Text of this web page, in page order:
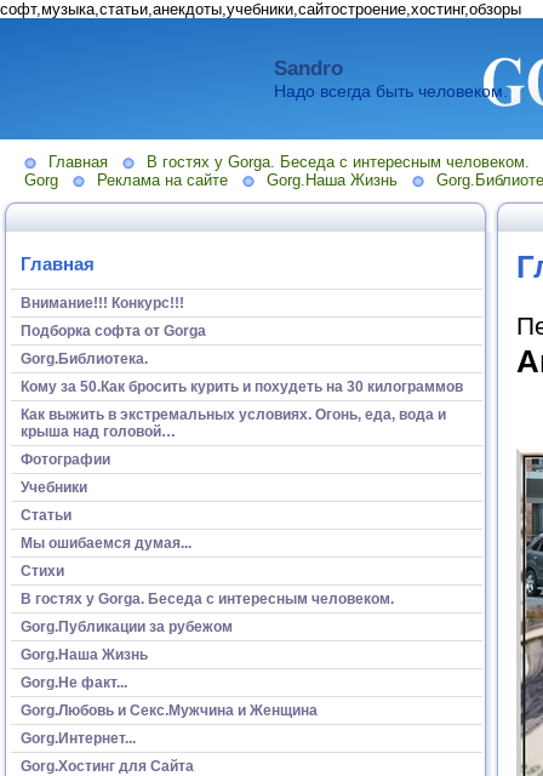
софт,музыка,статьи,анекдоты,учебники,сайтостроение,хостинг,обзоры
Sandro
Надо всегда быть человеком.
Главная
В гостях у Gorga. Беседа с интересным человеком.
Gorg
Реклама на сайте Gorg.Наша Жизнь
Главная
Внимание!!! Конкурс!!!
Подборка софта от Gorga
Gorg.Библиотека.
Кому за 50.Как бросить курить и похудеть на 30 килограммов
Как выжить в экстремальных условиях. Огонь, еда, вода и
крыша над головой…
Фотографии
Учебники
Статьи
Мы ошибаемся думая...
Стихи
В гостях у Gorga. Беседа с интересным человеком.
Gorg.Публикации за рубежом
Gorg.Наша Жизнь
Gorg.Не факт...
Gorg.Любовь и Секс.Мужчина и Женщина
Gorg.Интернет...
Gorg.Хостинг для Сайта